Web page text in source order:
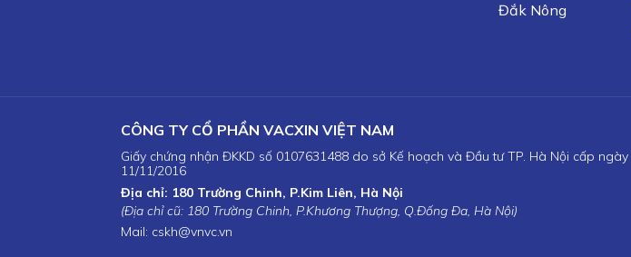
Đắk Nông
CÔNG TY CỔ PHẦN VACXIN VIỆT NAM
Giấy chứng nhận ĐKKD số 0107631488 do sở Kế hoạch và Đầu tư TP. Hà Nội cấp ngày
11/11/2016
Địa chỉ: 180 Trường Chinh, P.Kim Liên, Hà Nội
(Địa chỉ cũ: 180 Trường Chinh, P.Khương Thượng, Q.Đống Đa, Hà Nội)
Mail: cskh@vnvc.vn